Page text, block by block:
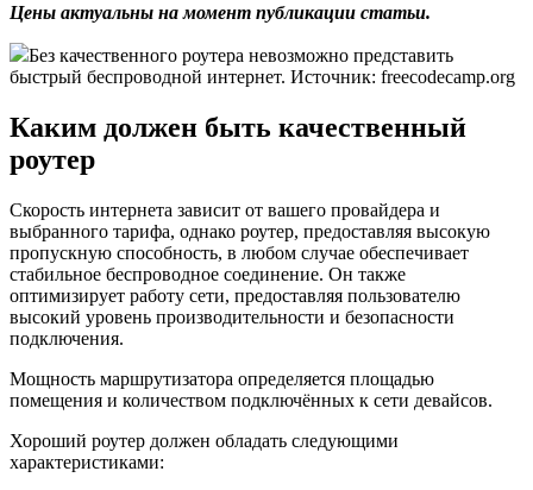
Цены актуальны на момент публикации статьи.
Без качественного роутера невозможно представить
быстрый беспроводной интернет. Источник: freecodecamp.org
Каким должен быть качественный
роутер
Скорость интернета зависит от вашего провайдера и
выбранного тарифа, однако роутер, предоставляя высокую
пропускную способность, в любом случае обеспечивает
стабильное беспроводное соединение. Он также
оптимизирует работу сети, предоставляя пользователю
высокий уровень производительности и безопасности
подключения.
Мощность маршрутизатора определяется площадью
помещения и количеством подключённых к сети девайсов.
Хороший роутер должен обладать следующими
характеристиками: